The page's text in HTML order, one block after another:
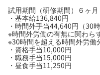
試用期間（研修期間）６ヶ
・基本給136,840円
・時間外手当44,640円（30
※時間外労働の有無に関わら
※30時間を超える時間外労働
・資格手当10,000円
・職務手当15,000円
・昼食手当11,250円